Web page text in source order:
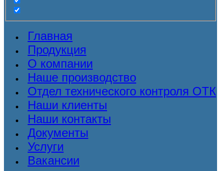
Главная
Продукция
О компании
Наше производство
Отдел технического контроля ОТК
Наши клиенты
Наши контакты
Документы
Услуги
Вакансии